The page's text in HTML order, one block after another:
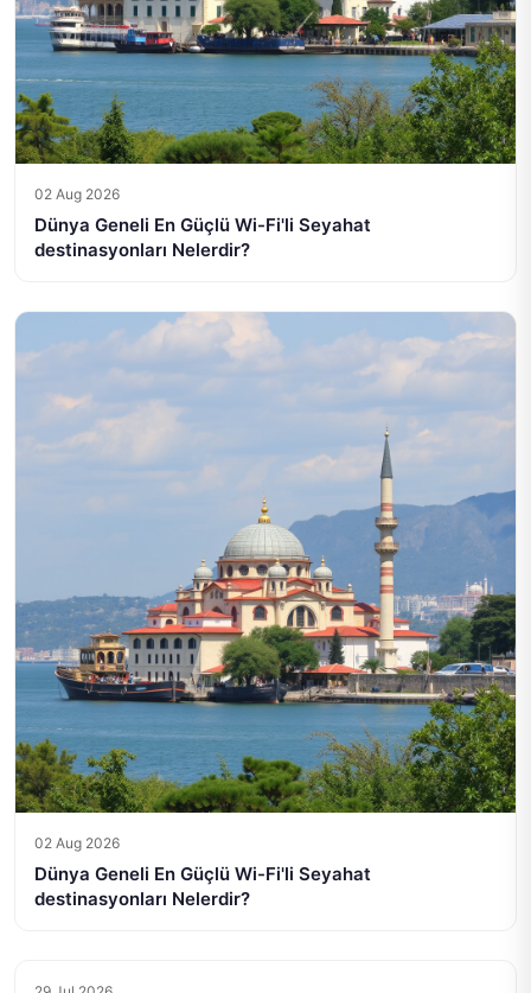
02 Aug 2026
Dünya Geneli En Güçlü Wi-Fi'li Seyahat
destinasyonları Nelerdir?
02 Aug 2026
Dünya Geneli En Güçlü Wi-Fi'li Seyahat
destinasyonları Nelerdir?